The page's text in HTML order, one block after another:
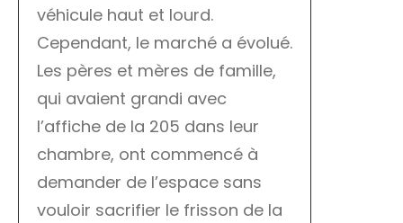
véhicule haut et lourd.
Cependant, le marché a évolué.
Les pères et mères de famille,
qui avaient grandi avec
l’affiche de la 205 dans leur
chambre, ont commencé à
demander de l’espace sans
vouloir sacrifier le frisson de la